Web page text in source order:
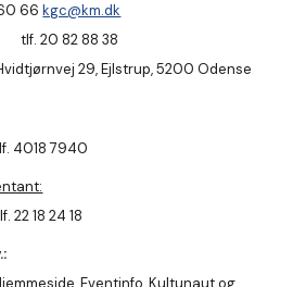
60 66kgc@km.dk
tlf. 20 82 88 38
29, Ejlstrup, 5200 Odense
4018 7940
22 18 24 18
:
, Eventinfo,Kultunaut og